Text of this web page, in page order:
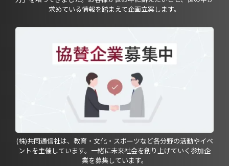
求めている情報を踏まえて企画立案します。
(株)共同通信社は、教育・文化・スポーツなど各分野の活動やイベ
ントを主催しています。一緒に未来社会を創り上げていく参加企
業を募集しています。